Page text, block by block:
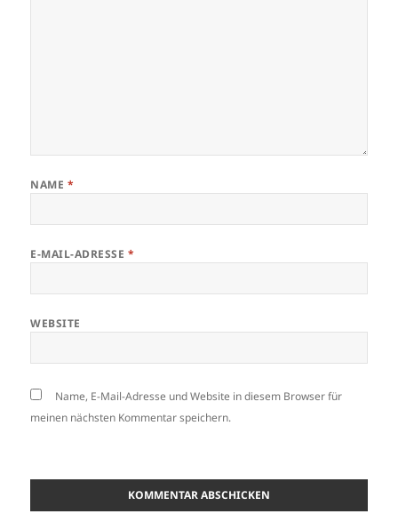
NAME *
E-MAIL-ADRESSE *
WEBSITE
Name, E-Mail-Adresse und Website in diesem Browser für
meinen nächsten Kommentar speichern.